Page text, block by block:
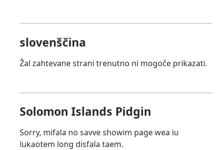
slovenščina
Žal zahtevane strani trenutno ni mogoče prikazati.
Solomon Islands Pidgin
Sorry, mifala no savve showim page wea iu
lukaotem long disfala taem.